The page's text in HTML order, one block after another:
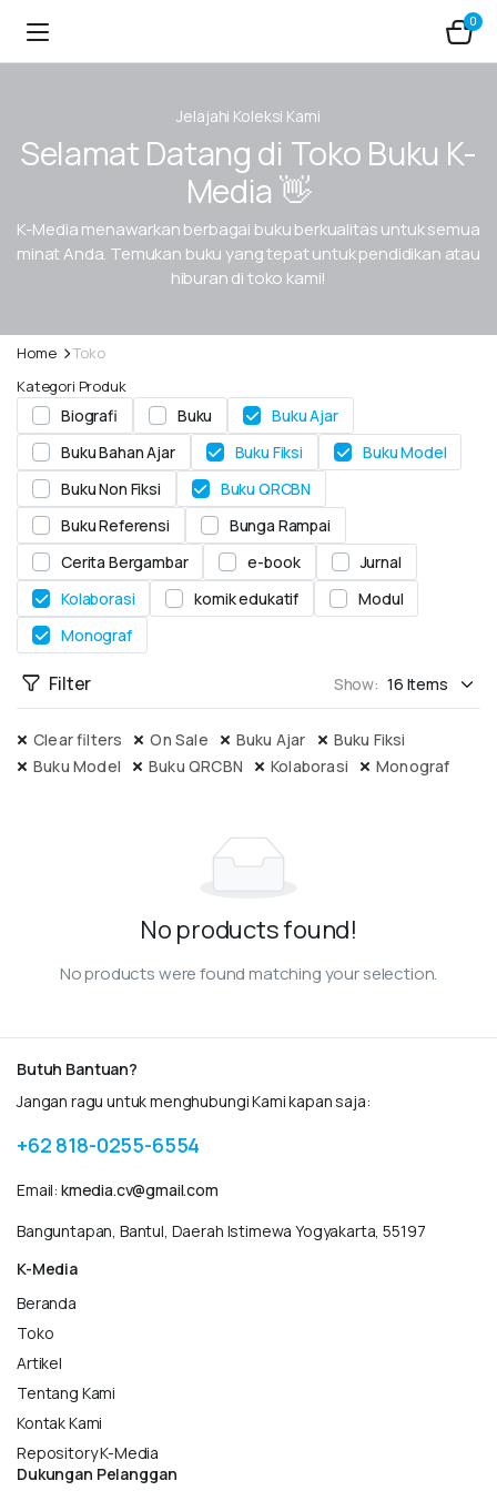
0
Jelajahi Koleksi Kami
Selamat Datang di Toko Buku K-
Media 👋
K-Media menawarkan berbagai buku berkualitas untuk semua
minat Anda. Temukan buku yang tepat untuk pendidikan atau
hiburan di toko kami!
Home
Toko
Kategori Produk
Biografi Buku
Buku Ajar
Buku Bahan Ajar
Buku Fiksi
Buku Model
Buku Non Fiksi
Buku QRCBN
Buku Referensi
Bunga Rampai
Cerita Bergambar
e-book
Jurnal
Kolaborasi
komik edukatif
Modul
Monograf
Filter Show:
Clear filters On Sale Buku Ajar
Buku Fiksi
Buku Model
Buku QRCBN Kolaborasi Monograf
No products found!
No products were found matching your selection.
Butuh Bantuan?
Jangan ragu untuk menghubungi Kami kapan saja:
+62 818-0255-6554
Email: kmedia.cv@gmail.com
Banguntapan, Bantul, Daerah Istimewa Yogyakarta, 55197
K-Media
Beranda
Toko
Artikel
Tentang Kami
Kontak Kami
Repository K-Media
Dukungan Pelanggan